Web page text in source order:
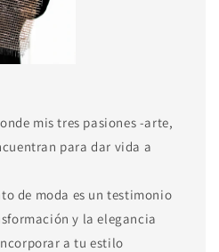
mis tres pasiones -arte,
para dar vida a
de moda es un testimonio
y la elegancia
a tu estilo